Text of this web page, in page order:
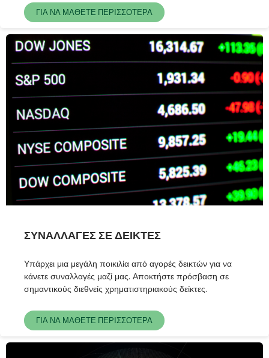
ΓΙΑ ΝΑ ΜΑΘΕΤΕ ΠΕΡΙΣΣΟΤΕΡΑ
ΣΥΝΑΛΛΑΓΕΣ ΣΕ ΔΕΙΚΤΕΣ
Υπάρχει μια μεγάλη ποικιλία από αγορές δεικτών για να
κάνετε συναλλαγές μαζί μας. Αποκτήστε πρόσβαση σε
σημαντικούς διεθνείς χρηματιστηριακούς δείκτες.
ΓΙΑ ΝΑ ΜΑΘΕΤΕ ΠΕΡΙΣΣΟΤΕΡΑ